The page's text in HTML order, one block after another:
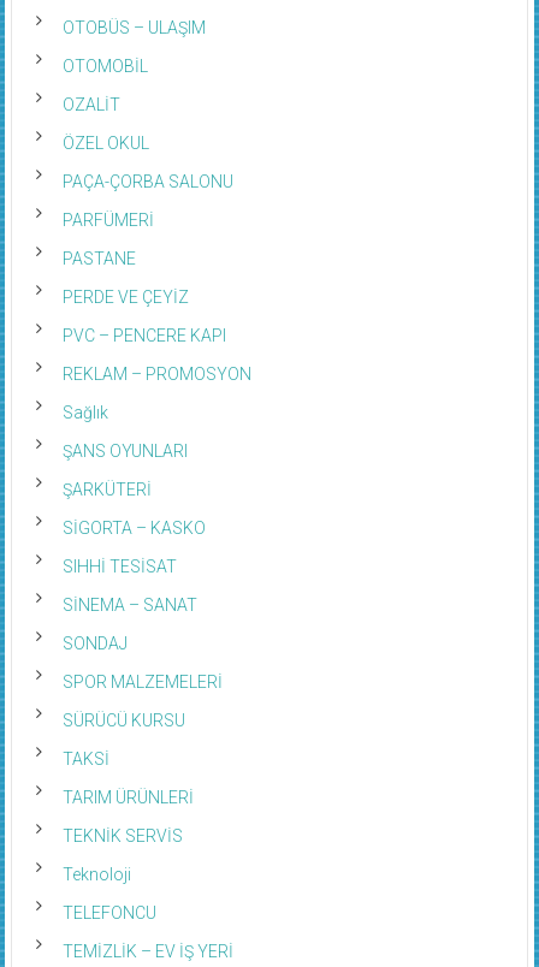
OTOBÜS – ULAŞIM
OTOMOBİL
OZALİT
ÖZEL OKUL
PAÇA-ÇORBA SALONU
PARFÜMERİ
PASTANE
PERDE VE ÇEYİZ
PVC – PENCERE KAPI
REKLAM – PROMOSYON
Sağlık
ŞANS OYUNLARI
ŞARKÜTERİ
SİGORTA – KASKO
SIHHİ TESİSAT
SİNEMA – SANAT
SONDAJ
SPOR MALZEMELERİ
SÜRÜCÜ KURSU
TAKSİ
TARIM ÜRÜNLERİ
TEKNİK SERVİS
Teknoloji
TELEFONCU
TEMİZLİK – EV İŞ YERİ